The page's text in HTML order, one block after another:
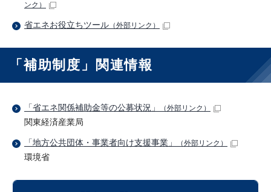
ンク）
省エネお役立ちツール （外部リンク）
「補助制度」関連情報
「省エネ関係補助金等の公募状況」 （外部リンク）
関東経済産業局
「地方公共団体・事業者向け支援事業」 （外部リンク）
環境省